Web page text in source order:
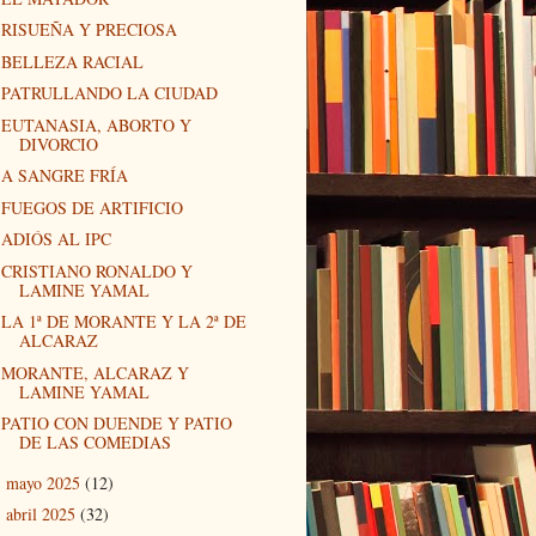
RISUEÑA Y PRECIOSA
BELLEZA RACIAL
PATRULLANDO LA CIUDAD
EUTANASIA, ABORTO Y
DIVORCIO
A SANGRE FRÍA
FUEGOS DE ARTIFICIO
ADIÓS AL IPC
CRISTIANO RONALDO Y
LAMINE YAMAL
LA 1ª DE MORANTE Y LA 2ª DE
ALCARAZ
MORANTE, ALCARAZ Y
LAMINE YAMAL
PATIO CON DUENDE Y PATIO
DE LAS COMEDIAS
mayo 2025 (12)
abril 2025 (32)